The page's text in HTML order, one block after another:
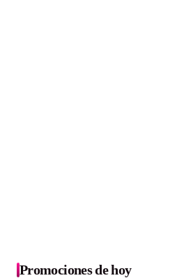
Promociones de hoy